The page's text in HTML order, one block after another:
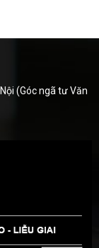
(Góc ngã tư Văn